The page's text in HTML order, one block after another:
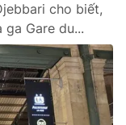
cho biết,
Gare du...